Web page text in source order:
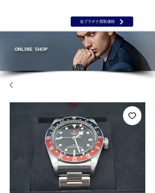
金プラチナ買取価格
ONLINE SHOP